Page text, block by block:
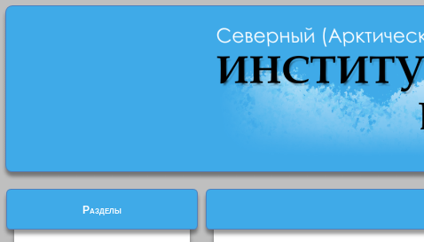
Разделы